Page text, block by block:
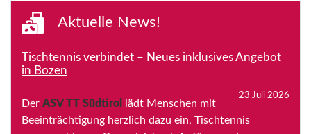
Aktuelle News!
Tischtennis verbindet – Neues inklusives Angebot
in Bozen
23 Juli 2026
Der ASV TT Südtirol
lädt Menschen mit
Beeinträchtigung herzlich dazu ein, Tischtennis